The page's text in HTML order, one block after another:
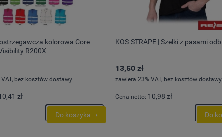
do pasa Mascot
347,73 zł
Półbuty wentylowane VM Maribor
Cena regularna:
Najniższa cena:211,00 zł
kolorowa Core
R200X
bez kosztów dostawy
zł
Do koszyka
KOS-STRAPE | Szelki z pasami
13,50 zł
zawiera 23% VAT, bez kosztów dostawy
Cena netto: 10,98 zł
Do